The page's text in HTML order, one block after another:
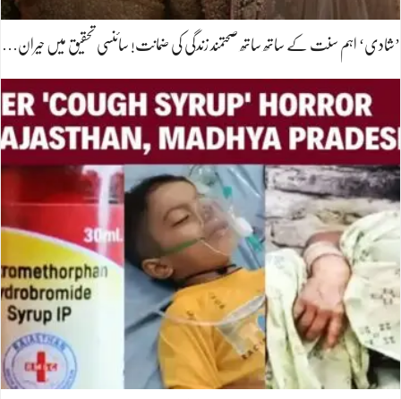
’شادی‘ اہم سنت کے ساتھ ساتھ صحتمند زندگی کی ضمانت! سائنسی تحقیق میں حیران…